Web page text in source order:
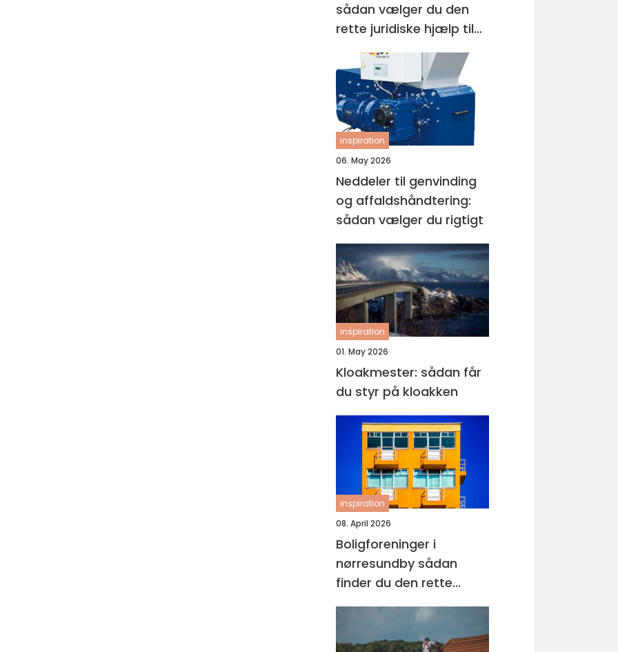
sådan vælger du den
rette juridiske hjælp til
familien
inspiration
06. May 2026
Neddeler til genvinding
og affaldshåndtering:
sådan vælger du rigtigt
inspiration
01. May 2026
Kloakmester: sådan får
du styr på kloakken
inspiration
08. April 2026
Boligforeninger i
nørresundby sådan
finder du den rette
lejebolig